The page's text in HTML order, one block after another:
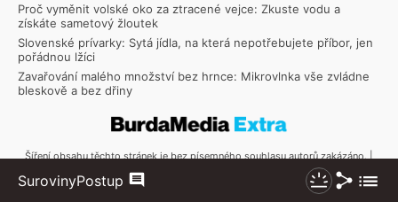
SurovinyPostup Komentáře
Nezhasínat
Sdílet
Proč vyměnit volské oko za ztracené vejce: Zkuste vodu a
získáte sametový žloutek
Slovenské prívarky: Sytá jídla, na která nepotřebujete příbor, jen
pořádnou lžíci
Zavařování malého množství bez hrnce: Mikrovlnka vše zvládne
bleskově a bez dřiny
Šíření obsahu těchto stránek je bez písemného souhlasu autorů zakázáno. |